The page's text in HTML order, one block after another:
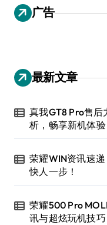
广告
最新文章
真我GT8 Pro售后
析，畅享新机体验
荣耀WIN资讯速
快人一步！
荣耀500 Pro
讯与超炫玩机技巧